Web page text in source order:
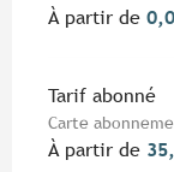
À partir de
Tarif abonné
Carte
À partir de